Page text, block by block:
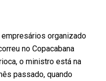
organizado
no Copacabana
o ministro está na
passado, quando